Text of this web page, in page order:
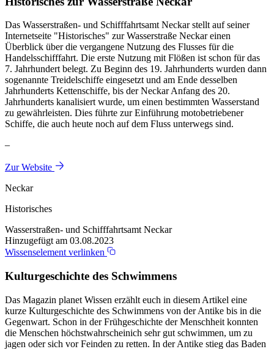
Das Wasserstraßen- und Schifffahrtsamt Neckar stellt auf seiner
Internetseite "Historisches" zur Wasserstraße Neckar einen
Überblick über die vergangene Nutzung des Flusses für die
Handelsschifffahrt. Die erste Nutzung mit Flößen ist schon für das
7. Jahrhundert belegt. Zu Beginn des 19. Jahrhunderts wurden dann
sogenannte Treidelschiffe eingesetzt und am Ende desselben
Jahrhunderts Kettenschiffe, bis der Neckar Anfang des 20.
Jahrhunderts kanalisiert wurde, um einen bestimmten Wasserstand
zu gewährleisten. Dies führte zur Einführung motobetriebener
Schiffe, die auch heute noch auf dem Fluss unterwegs sind.
–
Zur Website
Neckar
Historisches
Wasserstraßen- und Schifffahrtsamt Neckar
Hinzugefügt am 03.08.2023
Wissenselement verlinken
Kulturgeschichte des Schwimmens
Das Magazin planet Wissen erzählt euch in diesem Artikel eine
kurze Kulturgeschichte des Schwimmens von der Antike bis in die
Gegenwart. Schon in der Frühgeschichte der Menschheit konnten
die Menschen höchstwahrscheinich sehr gut schwimmen, um zu
jagen oder sich vor Feinden zu retten. In der Antike stieg das Baden